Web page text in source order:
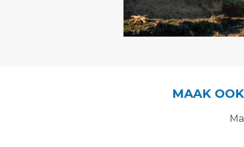
MAAK